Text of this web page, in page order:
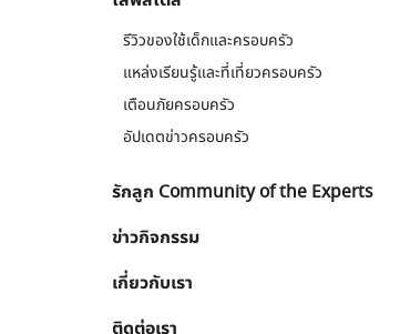
รีวิวของใช้เด็กและครอบครัว
แหล่งเรียนรู้และที่เที่ยวครอบครัว
เตือนภัยครอบครัว
อัปเดตข่าวครอบครัว
รักลูก Community of the Experts
ข่าวกิจกรรม
เกี่ยวกับเรา
ติดต่อเรา